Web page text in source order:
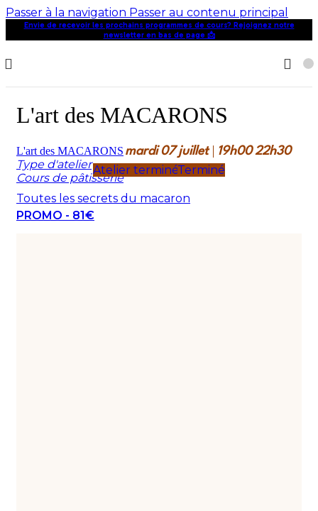
Passer à la navigation Passer au contenu principal
Envie de recevoir les prochains programmes de cours? Rejoignez notre
newsletter en bas de page 📩
L'art des MACARONS
L'art des MACARONS mardi 07 juillet 19h00 22h30
Atelier terminéTerminé
Type d'atelier
Cours de pâtisserie
Toutes les secrets du macaron
PROMO - 81€